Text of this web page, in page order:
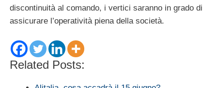
discontinuità al comando, i vertici saranno in grado di
assicurare l’operatività piena della società.
Related Posts: